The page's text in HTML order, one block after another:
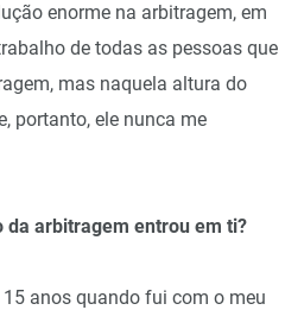
enorme na arbitragem, em
de todas as pessoas que
mas naquela altura do
portanto, ele nunca me
da arbitragem entrou em ti?
anos quando fui com o meu